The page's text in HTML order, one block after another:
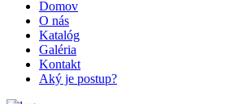
Domov
O nás
Katalóg
Galéria
Kontakt
Aký je postup?